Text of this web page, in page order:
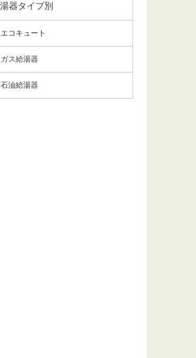
器タイプ別
エコキュート
ガス給湯器
石油給湯器